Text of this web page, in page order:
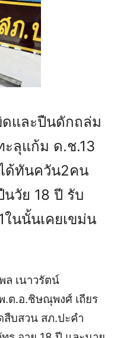
ดและปืนดักถล่ม
ลุแก้ม ด.ช.13
ด้ทันควัน2คน
วัย 18 ปี รับ
ในนั้นเคยเขม่น
ล เนาวรัตน์
.ต.อ.ชิษณุพงศ์ เถียร
สืบสวน สภ.ปะคำ